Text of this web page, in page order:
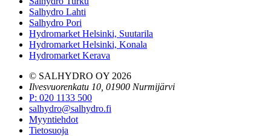
Salhydro Lahti
Salhydro Pori
Hydromarket Helsinki, Suutarila
Hydromarket Helsinki, Konala
Hydromarket Kerava
© SALHYDRO OY 2026
Ilvesvuorenkatu 10, 01900 Nurmijärvi
P: 020 1133 500
salhydro@salhydro.fi
Myyntiehdot
Tietosuoja